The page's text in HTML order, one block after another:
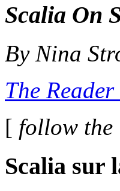
Scalia On
By Nina
The
[ follow the
Scalia sur